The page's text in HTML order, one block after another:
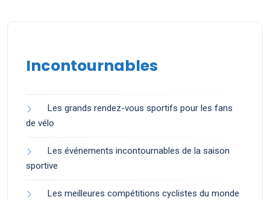
Incontournables
Les grands rendez-vous sportifs pour les fans
de vélo
Les événements incontournables de la saison
sportive
Les meilleures compétitions cyclistes du monde